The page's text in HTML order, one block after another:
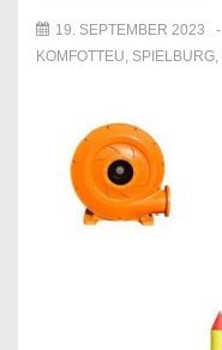
19. SEPTEMBER 2023
KOMFOTTEU, SPIELBURG,